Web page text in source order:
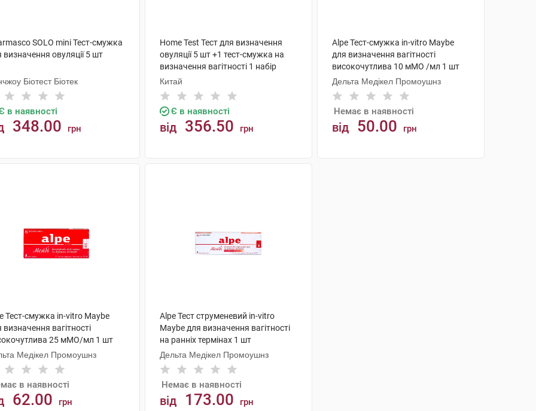
SOLO mini Тест-смужка
визначення овуляції 5 шт
Біотест Біотек
в наявності
348.00 грн
Home Test Тест для визначення
овуляції 5 шт +1 тест-смужка на
визначення вагітності 1 набір
Китай
Є в наявності
від 356.50 грн
Alpe Тест-смужка in-vitro Maybe
для визначення вагітності
високочутлива 10 мМО /мл 1 шт
Дельта Медікел Промоушнз
Немає в наявності
від 50.00 грн
Тест-смужка in-vitro Maybe
визначення вагітності
25 мМО/мл 1 шт
Медікел Промоушнз
в наявності
62.00 грн
Alpe Тест струменевий in-vitro
Maybe для визначення вагітності
на ранніх термінах 1 шт
Дельта Медікел Промоушнз
Немає в наявності
від 173.00 грн